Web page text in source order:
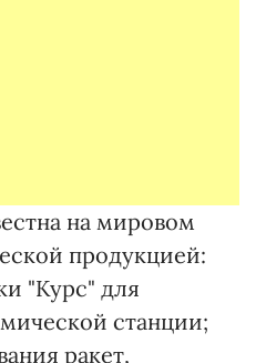
на мировом
продукцией:
"Курс" для
станции;
ракет,